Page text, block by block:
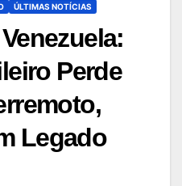
ÚLTIMAS NOTÍCIAS
Perde
Legado